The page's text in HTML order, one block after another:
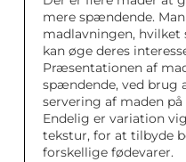
mere spændende.
madlavningen, hvilket
kan øge deres
Præsentationen af
spændende, ved brug
servering af maden
Endelig er variation
tekstur, for at tilbyde
forskellige fødevarer.